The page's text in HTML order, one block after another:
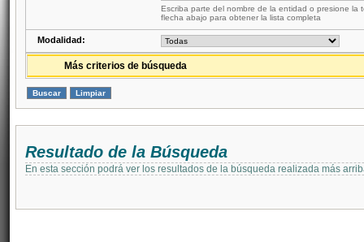
Escriba parte del nombre de la entidad o presione la
flecha abajo para obtener la lista completa
Modalidad:
Más criterios de búsqueda
Resultado de la Búsqueda
En esta sección podrá ver los resultados de la búsqueda realizada más